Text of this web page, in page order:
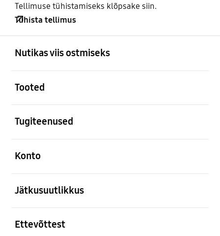
Tellimuse tühistamiseks klõpsake siin.
Tühista tellimus
Nutikas viis ostmiseks
Tooted
Tugiteenused
Konto
Jätkusuutlikkus
Ettevõttest